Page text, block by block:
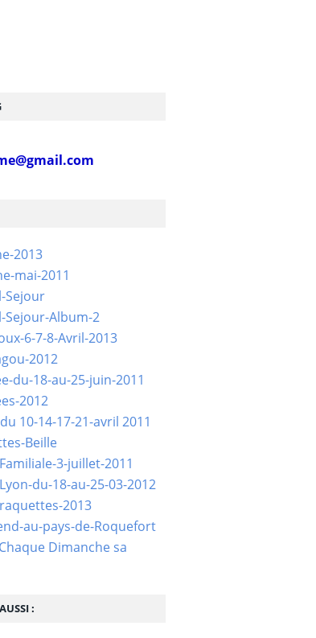
:
2013
mai-2011
Sejour
Sejour-Album-2
6-7-8-Avril-2013
2012
du-18-au-25-juin-2011
2012
10-14-17-21-avril 2011
Beille
3-juillet-2011
du-18-au-25-03-2012
2013
au-pays-de-Roquefort
Dimanche sa